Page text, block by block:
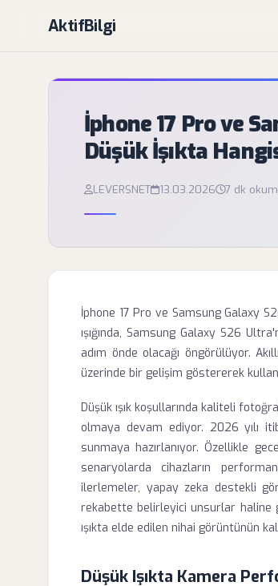
AktifBilgi
İphone 17 Pro ve
Düşük İşıkta
LEVERSNET 13.03.2026 7 dk
İphone 17 Pro ve Samsung Galaxy
ışığında, Samsung Galaxy S26
adım önde olacağı öngörülüyor.
üzerinde bir gelişim göstererek
Düşük ışık koşullarında kaliteli
olmaya devam ediyor. 2026 yılı
sunmaya hazırlanıyor. Özellikle
senaryolarda cihazların
ilerlemeler, yapay zeka destekli
rekabette belirleyici unsurlar haline
ışıkta elde edilen nihai görüntünün
Düşük Işıkta Kamera